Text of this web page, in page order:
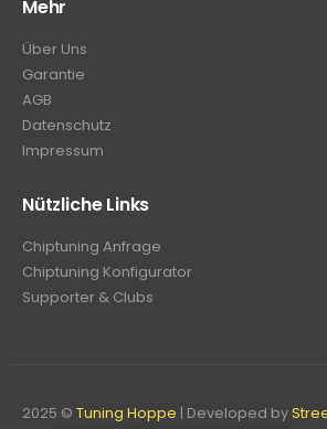
Mehr
Über Uns
Garantie
AGB
Datenschutz
Impressum
Nützliche Links
Chiptuning Anfrage
Chiptuning Konfigurator
Supporter & Clubs
2025 © Tuning Hoppe | Developed by